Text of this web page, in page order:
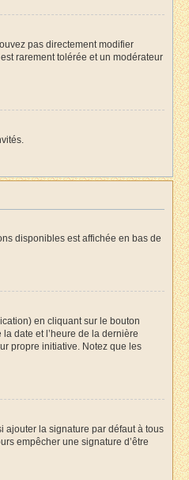
pas directement modifier
rarement tolérée et un modérateur
disponibles est affichée en bas de
en cliquant sur le bouton
date et l’heure de la dernière
propre initiative. Notez que les
ajouter la signature par défaut à tous
empêcher une signature d’être